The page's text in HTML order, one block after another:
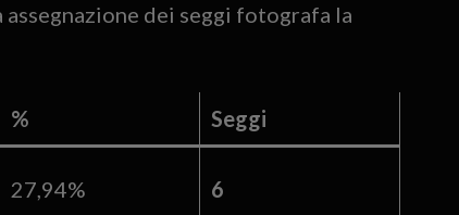
dei seggi fotografa la
% Seggi
27,94% 6